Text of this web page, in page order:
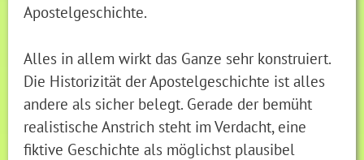
Apostelgeschichte.
Alles in allem wirkt das Ganze sehr konstruiert.
Die Historizität der Apostelgeschichte ist alles
andere als sicher belegt. Gerade der bemüht
realistische Anstrich steht im Verdacht, eine
fiktive Geschichte als möglichst plausibel